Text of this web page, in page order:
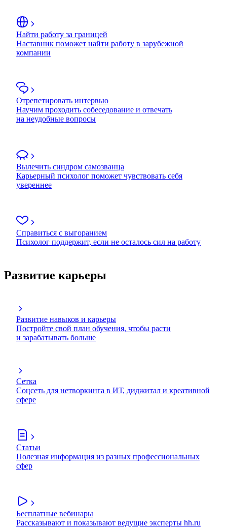
Найти работу за границей
Наставник поможет найти работу в зарубежной
компании
Отрепетировать интервью
Научим проходить собеседование и отвечать
на неудобные вопросы
Вылечить синдром самозванца
Карьерный психолог поможет чувствовать себя
увереннее
Справиться с выгоранием
Психолог поддержит, если не осталось сил на работу
Развитие карьеры
Развитие навыков и карьеры
Постройте свой план обучения, чтобы расти
и зарабатывать больше
Сетка
Соцсеть для нетворкинга в ИТ, диджитал и креативной
сфере
Статьи
Полезная информация из разных профессиональных
сфер
Бесплатные вебинары
Рассказывают и показывают ведущие эксперты hh.ru